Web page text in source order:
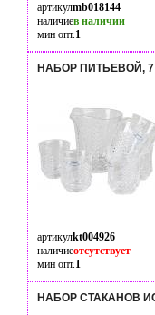
артикулmb018144
наличиев наличии
мин опт.1
НАБОР ПИТЬЕВОЙ, 7
артикулkt004926
наличиеотсутствует
мин опт.1
НАБОР СТАКАНОВ